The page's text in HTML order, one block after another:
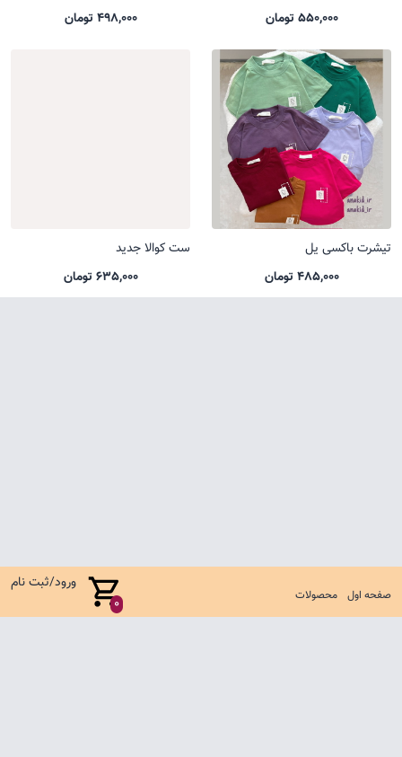
صفحه اول محصولات 0
ورود/ثبت نام
550,000 تومان
498,000 تومان
تیشرت باکسی یل
485,000 تومان
ست کوالا جدید
635,000 تومان